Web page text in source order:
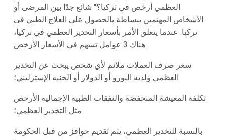
العظمي أرخص في تركيا؟" شائع جدًا بين المرضى أو
الأشخاص المهتمين ببساطة بالحصول على العلاج الطبي في
تركيا. عندما يتعلق الأمر بأسعار التخدير العظمي في تركيا،
هناك 3 عوامل تسهم في الأسعار الأرخص:
سعر صرف العملات ملائم لأي شخص يبحث عن التخدير
العظمي ولديه اليورو أو الدولار أو الجنيه الإسترليني؛
تكلفة المعيشة المنخفضة والنفقات الطبية الإجمالية الأرخص
مثل التخدير العظمي؛
بالنسبة للتخدير العظمي، يتم تقديم حوافز من قبل الحكومة